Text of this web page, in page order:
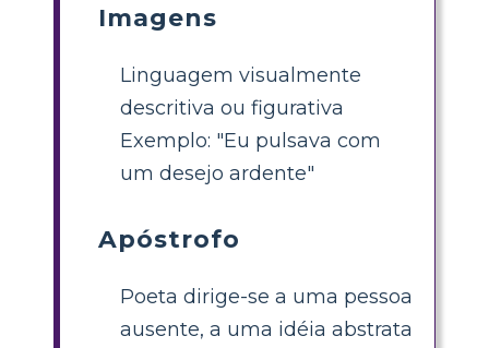
Imagens
Linguagem visualmente
descritiva ou figurativa
Exemplo: "Eu pulsava com
um desejo ardente"
Apóstrofo
Poeta dirige-se a uma pessoa
ausente, a uma idéia abstrata